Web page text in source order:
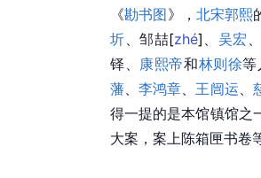
《勘书图》， 北宋郭熙
圻、邹喆[zhé] 、 吴宏
铎、 康熙帝和林则徐等
藩、李鸿章、王闿运、
得一提的是本馆镇馆之
大案，案上陈箱匣书卷